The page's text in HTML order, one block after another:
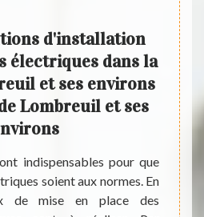
d'installation
électriques dans la
et ses environs
Lombreuil et ses
indispensables pour que
soient aux normes. En
de mise en place des
Les
En